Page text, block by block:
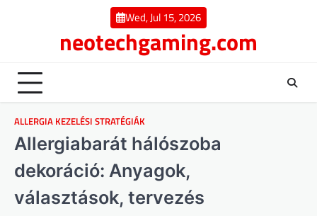
Wed, Jul 15, 2026
neotechgaming.com
ALLERGIA KEZELÉSI STRATÉGIÁK
Allergiabarát hálószoba
dekoráció: Anyagok,
választások, tervezés